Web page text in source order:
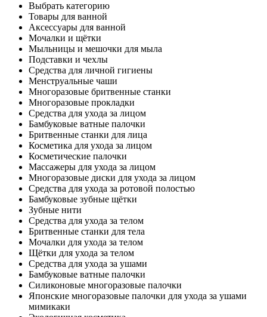
Выбрать категорию
Товары для ванной
Аксессуары для ванной
Мочалки и щётки
Мыльницы и мешочки для мыла
Подставки и чехлы
Средства для личной гигиены
Менструальные чаши
Многоразовые бритвенные станки
Многоразовые прокладки
Средства для ухода за лицом
Бамбуковые ватные палочки
Бритвенные станки для лица
Косметика для ухода за лицом
Косметические палочки
Массажеры для ухода за лицом
Многоразовые диски для ухода за лицом
Средства для ухода за ротовой полостью
Бамбуковые зубные щётки
Зубные нити
Средства для ухода за телом
Бритвенные станки для тела
Мочалки для ухода за телом
Щётки для ухода за телом
Средства для ухода за ушами
Бамбуковые ватные палочки
Силиконовые многоразовые палочки
Японские многоразовые палочки для ухода за ушами
мимикаки